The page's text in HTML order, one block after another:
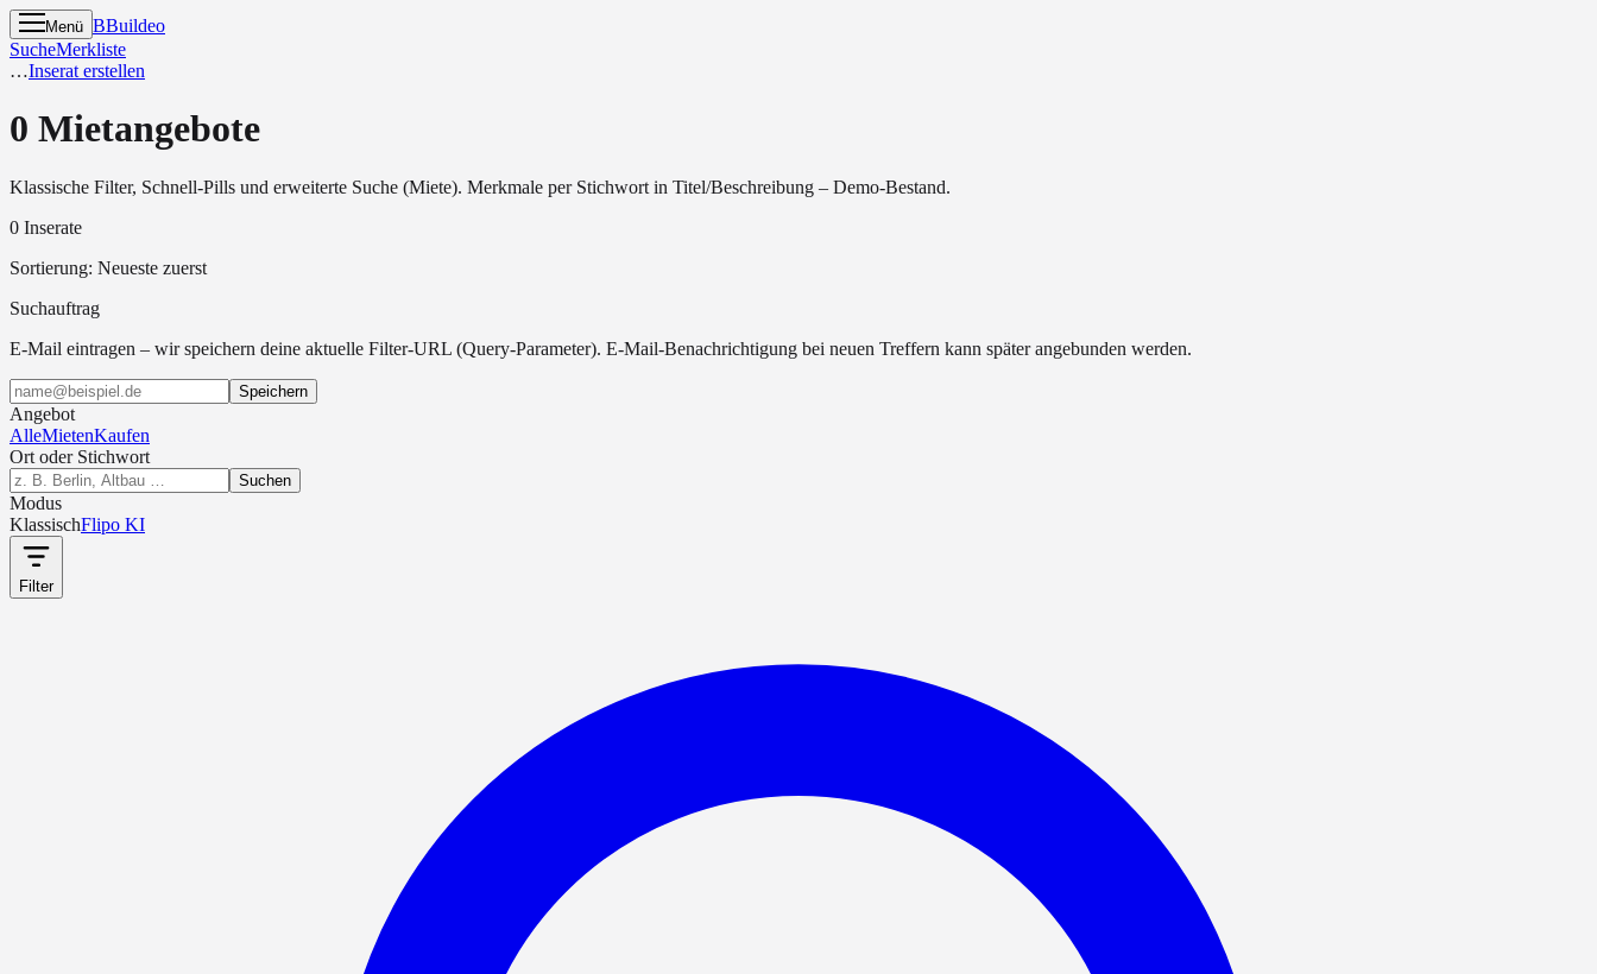
Menü BBuildeo
SucheMerkliste
…Inserat erstellen
0 Mietangebote
Klassische Filter, Schnell-Pills und erweiterte Suche (Miete). Merkmale per Stichwort in Titel/Beschreibung – Demo-Bestand.
0 Inserate
Sortierung: Neueste zuerst
Suchauftrag
E-Mail eintragen – wir speichern deine aktuelle Filter-URL (Query-Parameter). E-Mail-Benachrichtigung bei neuen Treffern kann später angebunden werden.
Speichern
Angebot
AlleMietenKaufen
Ort oder Stichwort
Suchen
Modus
KlassischFlipo KI
Filter